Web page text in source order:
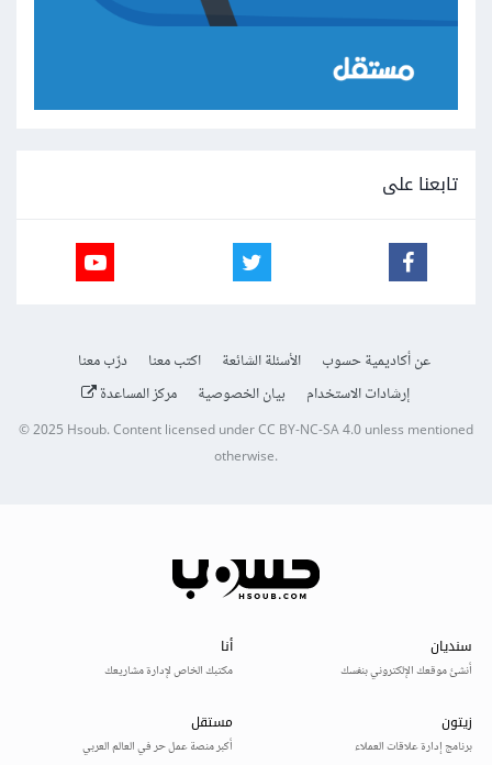
تابعنا على
عن أكاديمية حسوب الأسئلة الشائعة اكتب معنا
درّب معنا
إرشادات الاستخدام
بيان الخصوصية مركز المساعدة
© 2025Hsoub.Content licensed underCC BY-NC-SA 4.0unless mentioned
otherwise.